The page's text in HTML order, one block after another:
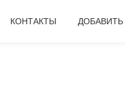
КОНТАКТЫ